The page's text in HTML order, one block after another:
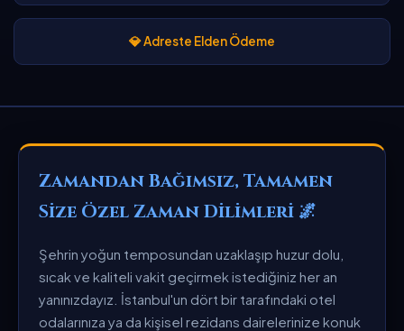
💎 Adreste Elden Ödeme
Zamandan Bağımsız, Tamamen
Size Özel Zaman Dilimleri 🌌
Şehrin yoğun temposundan uzaklaşıp huzur dolu,
sıcak ve kaliteli vakit geçirmek istediğiniz her an
yanınızdayız. İstanbul'un dört bir tarafındaki otel
odalarınıza ya da kişisel rezidans dairelerinize konuk